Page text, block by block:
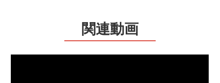
関連動画